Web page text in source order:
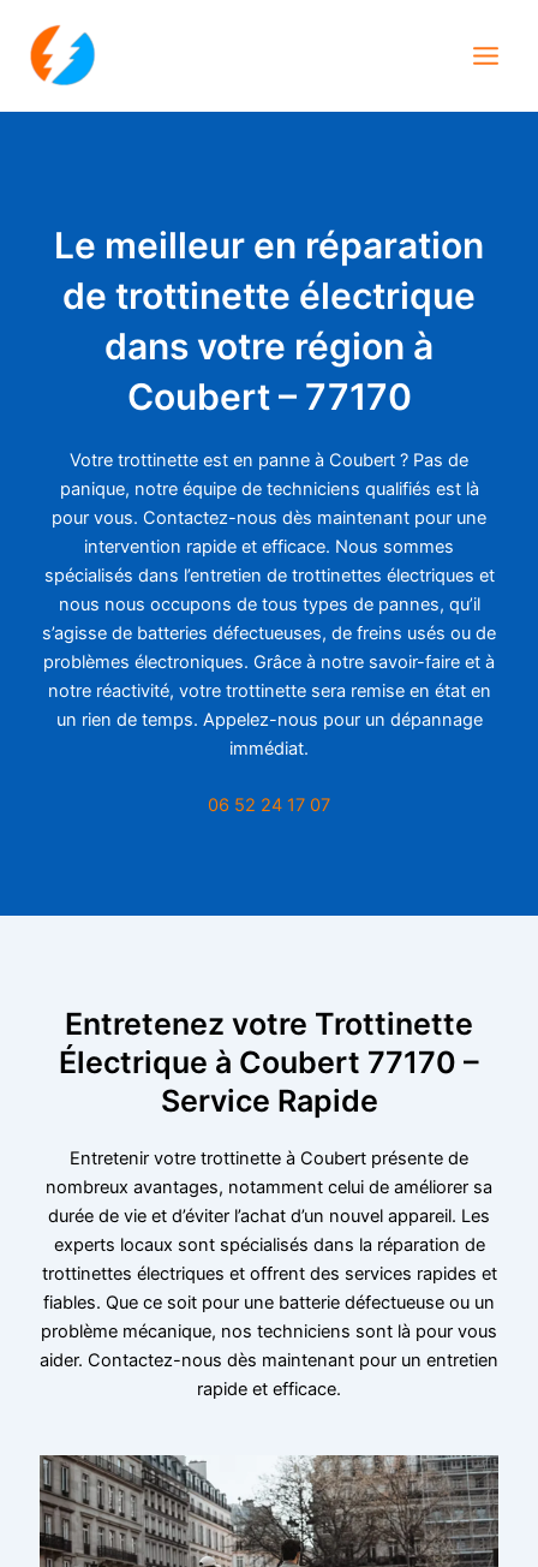
contenu
Le meilleur en réparation
de trottinette électrique
dans votre région à
Coubert – 77170
Votre trottinette est en panne à Coubert ? Pas de
panique, notre équipe de techniciens qualifiés est là
pour vous. Contactez-nous dès maintenant pour une
intervention rapide et efficace. Nous sommes
spécialisés dans l’entretien de trottinettes électriques et
nous nous occupons de tous types de pannes, qu’il
s’agisse de batteries défectueuses, de freins usés ou de
problèmes électroniques. Grâce à notre savoir-faire et à
notre réactivité, votre trottinette sera remise en état en
un rien de temps. Appelez-nous pour un dépannage
immédiat.
06 52 24 17 07
Entretenez votre Trottinette
Électrique à Coubert 77170 –
Service Rapide
Entretenir votre trottinette à Coubert présente de
nombreux avantages, notamment celui de améliorer sa
durée de vie et d’éviter l’achat d’un nouvel appareil. Les
experts locaux sont spécialisés dans la réparation de
trottinettes électriques et offrent des services rapides et
fiables. Que ce soit pour une batterie défectueuse ou un
problème mécanique, nos techniciens sont là pour vous
aider. Contactez-nous dès maintenant pour un entretien
rapide et efficace.